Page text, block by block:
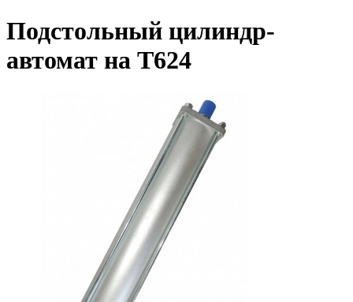
Подстольный цилиндр-
автомат на Т624